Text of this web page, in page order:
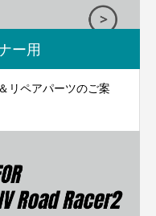
ー用
リペアパーツのご案